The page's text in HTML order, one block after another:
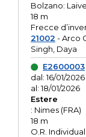
Bolzano:
18 m
Frecce
21002 - Arco
Singh, Daya
E2600003
dal: 16/01/2026
al: 18/01/2026
Estere
: Nimes (FRA)
18 m
O.R.